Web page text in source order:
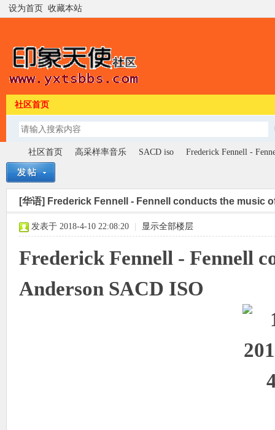
设为首页 收藏本站
社区首页
»
社区首页
›
高采样率音乐
›
SACD iso
›
Frederick Fennell -
[华语] Frederick Fennell - Fennell conducts the music
发表于 2018-4-10 22:08:20 显示全部楼层
Frederick Fennell - Fennell
Anderson SACD ISO